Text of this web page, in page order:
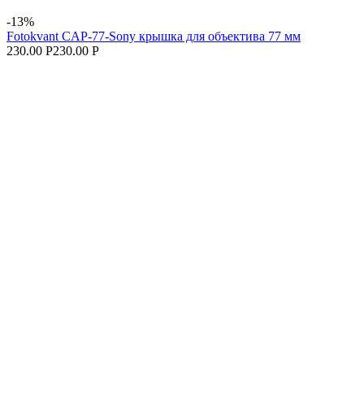
-13%
Fotokvant CAP-77-Sony крышка для объектива 77 мм
230.00 Р230.00 Р